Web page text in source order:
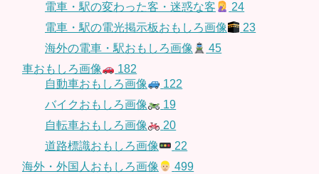
電車・駅の変わった客・迷惑な客
24
電車・駅の電光掲示板おもしろ画像
23
海外の電車・駅おもしろ画像
45
車おもしろ画像
182
自動車おもしろ画像
122
バイクおもしろ画像
19
自転車おもしろ画像
20
道路標識おもしろ画像
22
海外・外国人おもしろ画像
499